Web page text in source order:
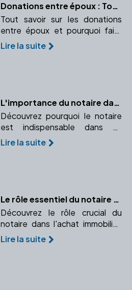
Donations entre époux : Tout ce qu’il faut savoir
Tout savoir sur les donations
entre époux et pourquoi faire
appel à un notaire est essentiel.
Lire la suite
L'importance du notaire dans un divorce par consentement mutuel
Découvrez pourquoi le notaire
est indispensable dans un
divorce par consentement
mutuel et comment il garantit la
Lire la suite
Le rôle essentiel du notaire dans l'achat immobilier
Découvrez le rôle crucial du
notaire dans l'achat immobilier,
de la validation juridique à la
sécurisation de la transaction.
Lire la suite